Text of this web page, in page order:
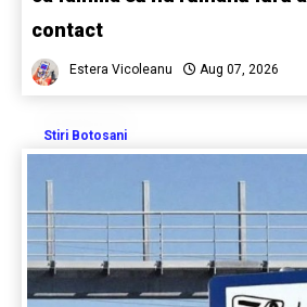
contact
Estera Vicoleanu Aug 07, 2026
Stiri Botosani